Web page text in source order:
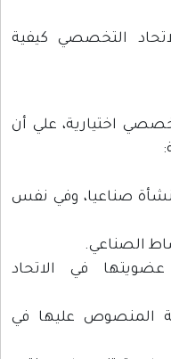
التخصصي كيفية
اختيارية، علي أن
صناعيا، وفي نفس
الصناعي.
في الاتحاد
المنصوص عليها في